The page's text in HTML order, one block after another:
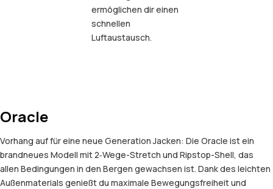
ermöglichen dir einen
schnellen
Luftaustausch.
Oracle
Vorhang auf für eine neue Generation Jacken: Die Oracle ist ein
brandneues Modell mit 2‑Wege-Stretch und Ripstop-Shell, das
allen Bedingungen in den Bergen gewachsen ist. Dank des leichten
Außenmaterials genießt du maximale Bewegungsfreiheit und